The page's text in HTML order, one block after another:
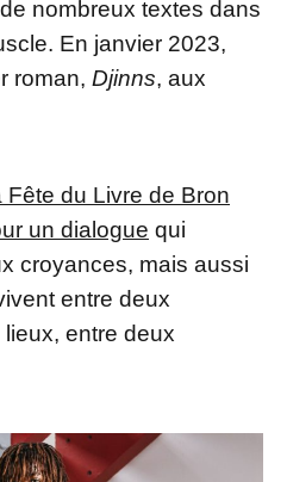
nombreux textes dans
En janvier 2023,
roman, Djinns, aux
Fête du Livre de Bron
un dialogue qui
croyances, mais aussi
entre deux
entre deux